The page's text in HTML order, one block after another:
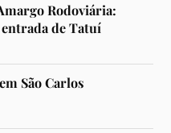
Rodoviária:
de Tatuí
São Carlos